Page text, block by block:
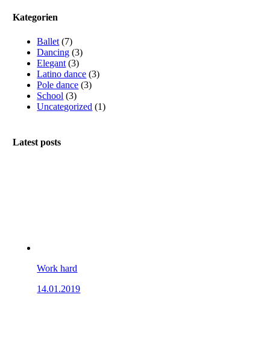
Kategorien
Ballet (7)
Dancing (3)
Elegant (3)
Latino dance (3)
Pole dance (3)
School (3)
Uncategorized (1)
Latest posts
Work hard
14.01.2019